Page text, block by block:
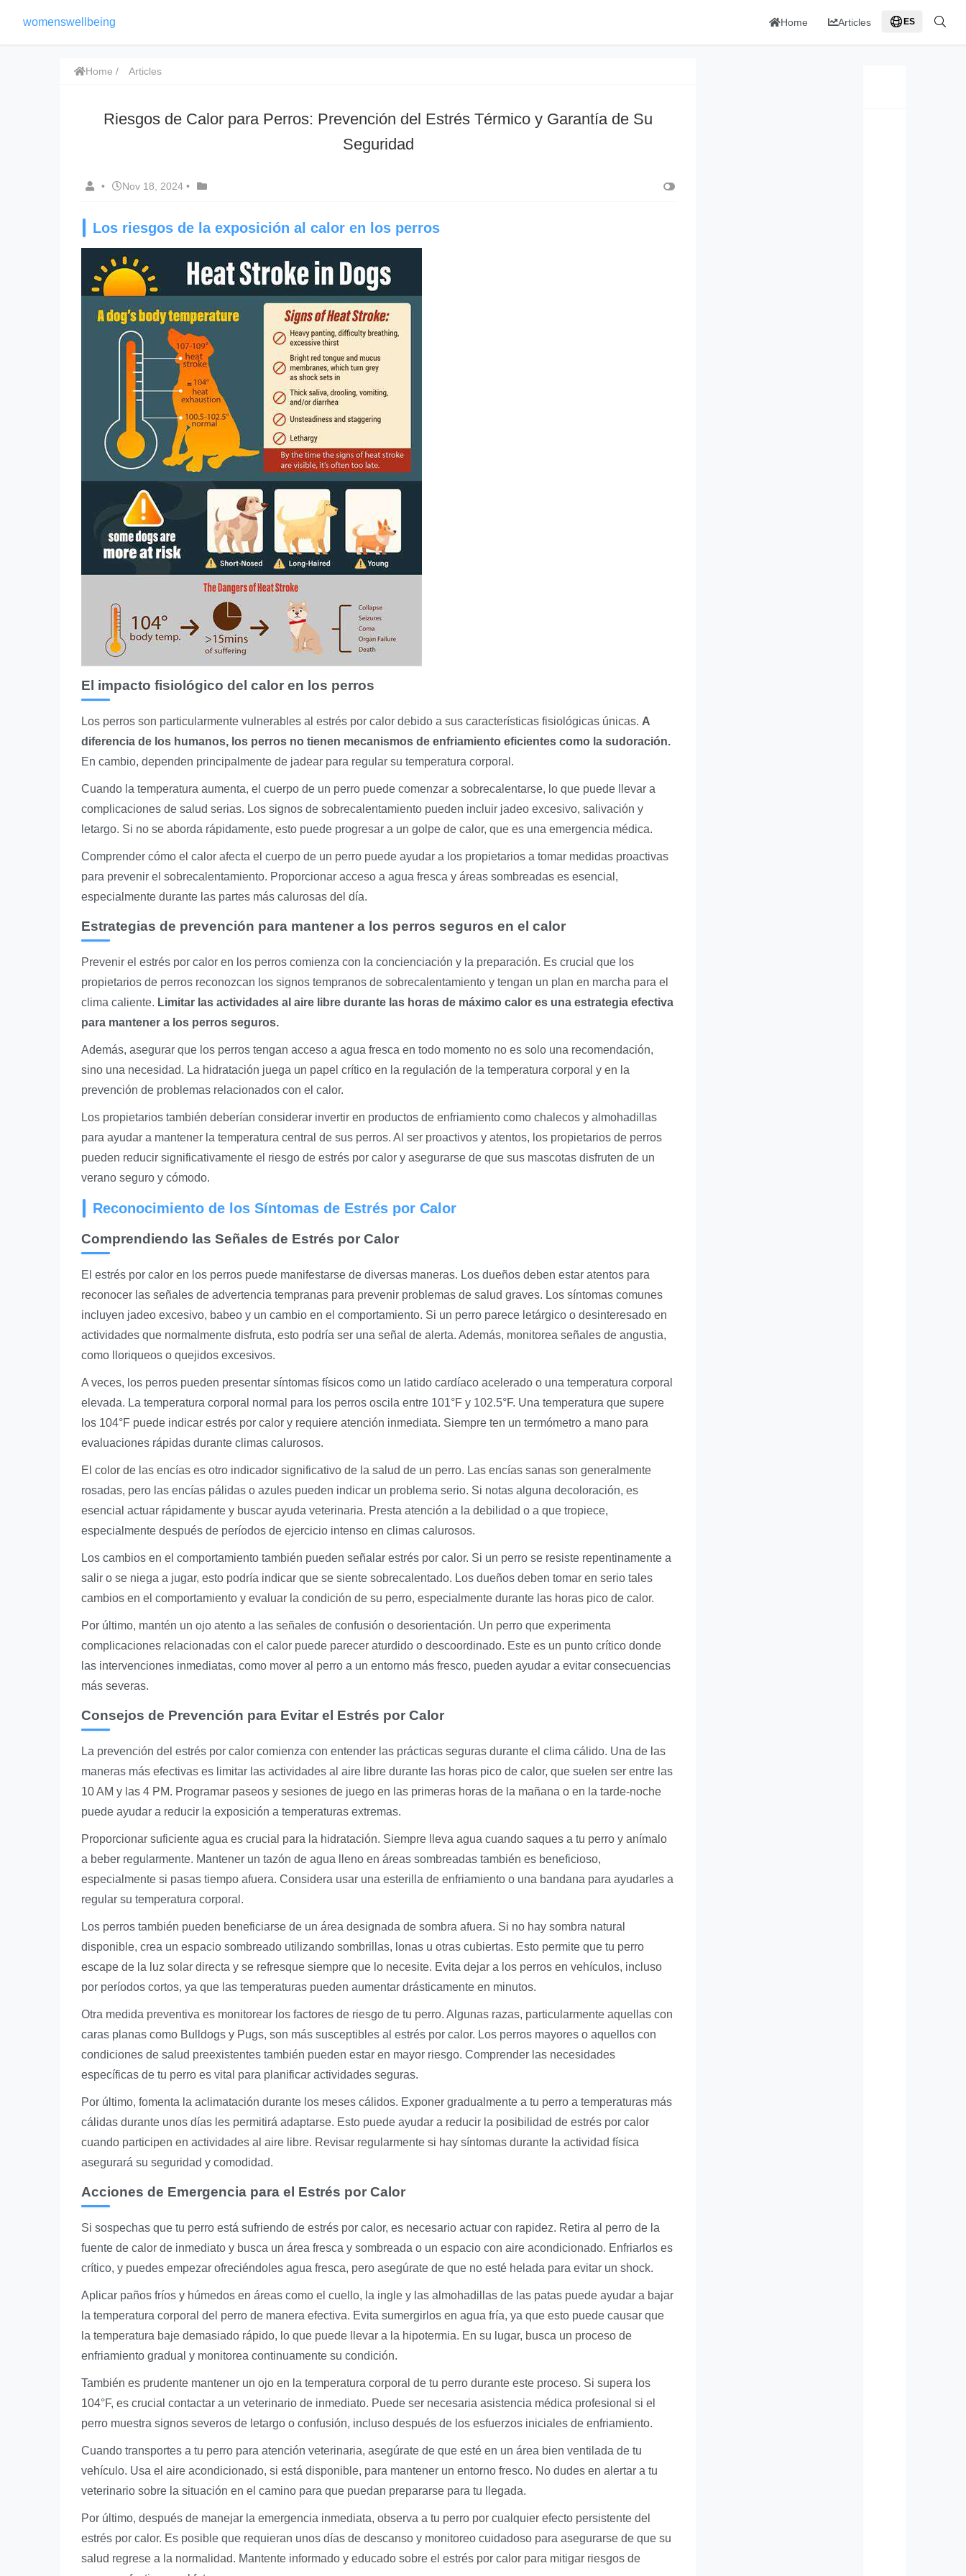
womenswellbeing Home Articles ES
Home Articles
Riesgos de Calor para Perros: Prevención del Estrés Térmico y Garantía de Su
Seguridad
• Nov 18, 2024 •
Los riesgos de la exposición al calor en los perros
El impacto fisiológico del calor en los perros
Los perros son particularmente vulnerables al estrés por calor debido a sus características fisiológicas únicas. A
diferencia de los humanos, los perros no tienen mecanismos de enfriamiento eficientes como la sudoración.
En cambio, dependen principalmente de jadear para regular su temperatura corporal.
Cuando la temperatura aumenta, el cuerpo de un perro puede comenzar a sobrecalentarse, lo que puede llevar a
complicaciones de salud serias. Los signos de sobrecalentamiento pueden incluir jadeo excesivo, salivación y
letargo. Si no se aborda rápidamente, esto puede progresar a un golpe de calor, que es una emergencia médica.
Comprender cómo el calor afecta el cuerpo de un perro puede ayudar a los propietarios a tomar medidas proactivas
para prevenir el sobrecalentamiento. Proporcionar acceso a agua fresca y áreas sombreadas es esencial,
especialmente durante las partes más calurosas del día.
Estrategias de prevención para mantener a los perros seguros en el calor
Prevenir el estrés por calor en los perros comienza con la concienciación y la preparación. Es crucial que los
propietarios de perros reconozcan los signos tempranos de sobrecalentamiento y tengan un plan en marcha para el
clima caliente. Limitar las actividades al aire libre durante las horas de máximo calor es una estrategia efectiva
para mantener a los perros seguros.
Además, asegurar que los perros tengan acceso a agua fresca en todo momento no es solo una recomendación,
sino una necesidad. La hidratación juega un papel crítico en la regulación de la temperatura corporal y en la
prevención de problemas relacionados con el calor.
Los propietarios también deberían considerar invertir en productos de enfriamiento como chalecos y almohadillas
para ayudar a mantener la temperatura central de sus perros. Al ser proactivos y atentos, los propietarios de perros
pueden reducir significativamente el riesgo de estrés por calor y asegurarse de que sus mascotas disfruten de un
verano seguro y cómodo.
Reconocimiento de los Síntomas de Estrés por Calor
Comprendiendo las Señales de Estrés por Calor
El estrés por calor en los perros puede manifestarse de diversas maneras. Los dueños deben estar atentos para
reconocer las señales de advertencia tempranas para prevenir problemas de salud graves. Los síntomas comunes
incluyen jadeo excesivo, babeo y un cambio en el comportamiento. Si un perro parece letárgico o desinteresado en
actividades que normalmente disfruta, esto podría ser una señal de alerta. Además, monitorea señales de angustia,
como lloriqueos o quejidos excesivos.
A veces, los perros pueden presentar síntomas físicos como un latido cardíaco acelerado o una temperatura corporal
elevada. La temperatura corporal normal para los perros oscila entre 101°F y 102.5°F. Una temperatura que supere
los 104°F puede indicar estrés por calor y requiere atención inmediata. Siempre ten un termómetro a mano para
evaluaciones rápidas durante climas calurosos.
El color de las encías es otro indicador significativo de la salud de un perro. Las encías sanas son generalmente
rosadas, pero las encías pálidas o azules pueden indicar un problema serio. Si notas alguna decoloración, es
esencial actuar rápidamente y buscar ayuda veterinaria. Presta atención a la debilidad o a que tropiece,
especialmente después de períodos de ejercicio intenso en climas calurosos.
Los cambios en el comportamiento también pueden señalar estrés por calor. Si un perro se resiste repentinamente a
salir o se niega a jugar, esto podría indicar que se siente sobrecalentado. Los dueños deben tomar en serio tales
cambios en el comportamiento y evaluar la condición de su perro, especialmente durante las horas pico de calor.
Por último, mantén un ojo atento a las señales de confusión o desorientación. Un perro que experimenta
complicaciones relacionadas con el calor puede parecer aturdido o descoordinado. Este es un punto crítico donde
las intervenciones inmediatas, como mover al perro a un entorno más fresco, pueden ayudar a evitar consecuencias
más severas.
Consejos de Prevención para Evitar el Estrés por Calor
La prevención del estrés por calor comienza con entender las prácticas seguras durante el clima cálido. Una de las
maneras más efectivas es limitar las actividades al aire libre durante las horas pico de calor, que suelen ser entre las
10 AM y las 4 PM. Programar paseos y sesiones de juego en las primeras horas de la mañana o en la tarde-noche
puede ayudar a reducir la exposición a temperaturas extremas.
Proporcionar suficiente agua es crucial para la hidratación. Siempre lleva agua cuando saques a tu perro y anímalo
a beber regularmente. Mantener un tazón de agua lleno en áreas sombreadas también es beneficioso,
especialmente si pasas tiempo afuera. Considera usar una esterilla de enfriamiento o una bandana para ayudarles a
regular su temperatura corporal.
Los perros también pueden beneficiarse de un área designada de sombra afuera. Si no hay sombra natural
disponible, crea un espacio sombreado utilizando sombrillas, lonas u otras cubiertas. Esto permite que tu perro
escape de la luz solar directa y se refresque siempre que lo necesite. Evita dejar a los perros en vehículos, incluso
por períodos cortos, ya que las temperaturas pueden aumentar drásticamente en minutos.
Otra medida preventiva es monitorear los factores de riesgo de tu perro. Algunas razas, particularmente aquellas con
caras planas como Bulldogs y Pugs, son más susceptibles al estrés por calor. Los perros mayores o aquellos con
condiciones de salud preexistentes también pueden estar en mayor riesgo. Comprender las necesidades
específicas de tu perro es vital para planificar actividades seguras.
Por último, fomenta la aclimatación durante los meses cálidos. Exponer gradualmente a tu perro a temperaturas más
cálidas durante unos días les permitirá adaptarse. Esto puede ayudar a reducir la posibilidad de estrés por calor
cuando participen en actividades al aire libre. Revisar regularmente si hay síntomas durante la actividad física
asegurará su seguridad y comodidad.
Acciones de Emergencia para el Estrés por Calor
Si sospechas que tu perro está sufriendo de estrés por calor, es necesario actuar con rapidez. Retira al perro de la
fuente de calor de inmediato y busca un área fresca y sombreada o un espacio con aire acondicionado. Enfriarlos es
crítico, y puedes empezar ofreciéndoles agua fresca, pero asegúrate de que no esté helada para evitar un shock.
Aplicar paños fríos y húmedos en áreas como el cuello, la ingle y las almohadillas de las patas puede ayudar a bajar
la temperatura corporal del perro de manera efectiva. Evita sumergirlos en agua fría, ya que esto puede causar que
la temperatura baje demasiado rápido, lo que puede llevar a la hipotermia. En su lugar, busca un proceso de
enfriamiento gradual y monitorea continuamente su condición.
También es prudente mantener un ojo en la temperatura corporal de tu perro durante este proceso. Si supera los
104°F, es crucial contactar a un veterinario de inmediato. Puede ser necesaria asistencia médica profesional si el
perro muestra signos severos de letargo o confusión, incluso después de los esfuerzos iniciales de enfriamiento.
Cuando transportes a tu perro para atención veterinaria, asegúrate de que esté en un área bien ventilada de tu
vehículo. Usa el aire acondicionado, si está disponible, para mantener un entorno fresco. No dudes en alertar a tu
veterinario sobre la situación en el camino para que puedan prepararse para tu llegada.
Por último, después de manejar la emergencia inmediata, observa a tu perro por cualquier efecto persistente del
estrés por calor. Es posible que requieran unos días de descanso y monitoreo cuidadoso para asegurarse de que su
salud regrese a la normalidad. Mantente informado y educado sobre el estrés por calor para mitigar riesgos de